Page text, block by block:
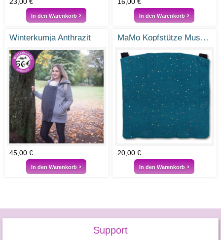
In den Warenkorb In den Warenkorb
Winterkumja Anthrazit
45,00 €
In den Warenkorb
MaMo Kopfstütze Musselin Petrol Gold Punkte
20,00 €
In den Warenkorb
Support